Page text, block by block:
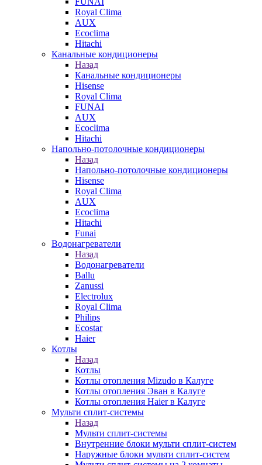
Royal Clima
AUX
Ecoclima
Hitachi
Канальные кондиционеры
Назад
Канальные кондиционеры
Hisense
Royal Clima
FUNAI
AUX
Ecoclima
Hitachi
Напольно-потолочные кондиционеры
Назад
Напольно-потолочные кондиционеры
Hisense
Royal Clima
AUX
Ecoclima
Hitachi
Funai
Водонагреватели
Назад
Водонагреватели
Ballu
Zanussi
Electrolux
Royal Clima
Philips
Ecostar
Haier
Котлы
Назад
Котлы
Котлы отопления Mizudo в Калуге
Котлы отопления Эван в Калуге
Котлы отопления Haier в Калуге
Мульти сплит-системы
Назад
Мульти сплит-системы
Внутренние блоки мульти сплит-систем
Наружные блоки мульти сплит-систем